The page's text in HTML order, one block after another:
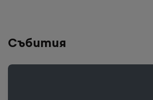
Събития